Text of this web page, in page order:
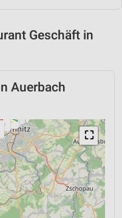
Geschäft in
Auerbach
⛶